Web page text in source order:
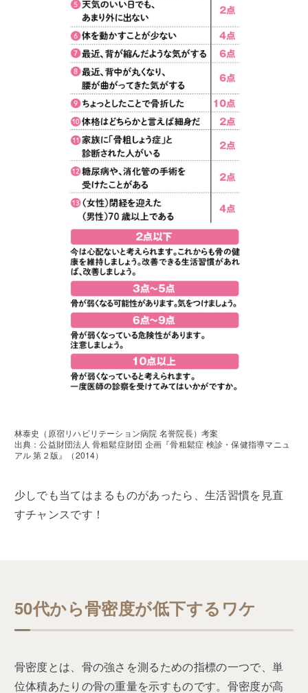
林泰史（原宿リハビリテーション病院 名誉院長）考案
出典：公益財団法人 骨粗鬆症財団 企画『骨粗鬆症 検診・保健指導マニュ
アル 第２版』（2014）
少しでも当てはまるものがあったら、生活習慣を見直
すチャンスです！
50代から骨密度が低下するワケ
骨密度とは、骨の強さを測るための指標の一つで、単
位体積あたりの骨の重量を示すものです。骨密度が高